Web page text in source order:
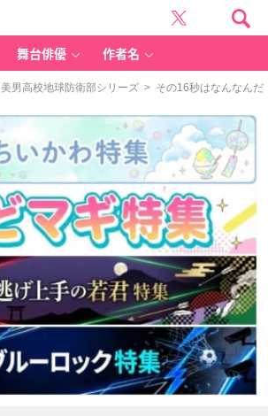
舞台俳優 作者名
美男高校地球防衛部シリーズ > その16秒はなんなんだ